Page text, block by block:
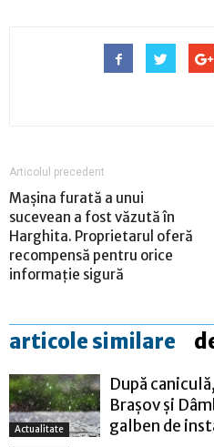
Articolul precedent
Mașina furată a unui
sucevean a fost văzută în
Harghita. Proprietarul oferă
recompensă pentru orice
informație sigură
articole similare
Actualitate
După
Brașov și
galben de